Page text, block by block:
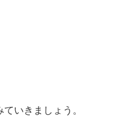
いきましょう。